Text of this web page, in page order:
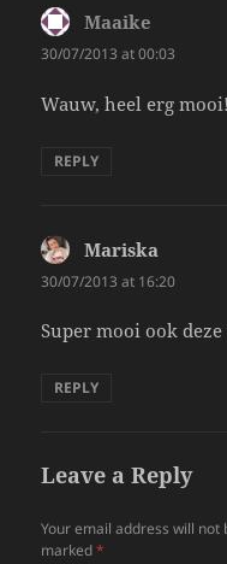
Maaike
30/07/2013 at 00:03
Wauw, heel erg
REPLY
Mariska
30/07/2013 at 16:20
Super mooi ook
REPLY
Leave a Reply
Your email address will not
marked*